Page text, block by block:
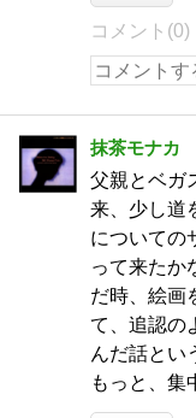
コメント(0)
抹茶モナカ
父親とベガ
来、少し道
についての
って来たか
だ時、絵画
て、追認の
んだ話とい
もっと、集